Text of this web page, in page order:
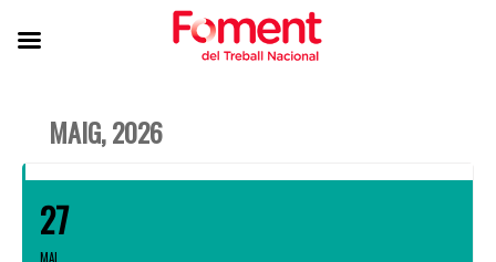
MAIG, 2026
27
MAI